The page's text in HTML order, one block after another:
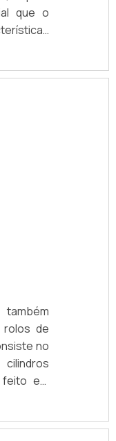
que o
e
na
A
DO
um
de
no
em
remove